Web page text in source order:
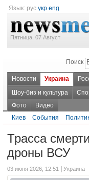
Язык: рус укр eng
Пятница, 07 Август
Поиск
Новости Украина
Шоу-биз и культура
Фото
Видео
Киев
События
Трасса
дроны ВСУ
03 июня 2026, 12:51 Украина